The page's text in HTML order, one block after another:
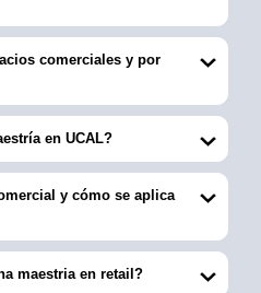
comerciales y por
en UCAL?
y cómo se aplica
maestria en retail?